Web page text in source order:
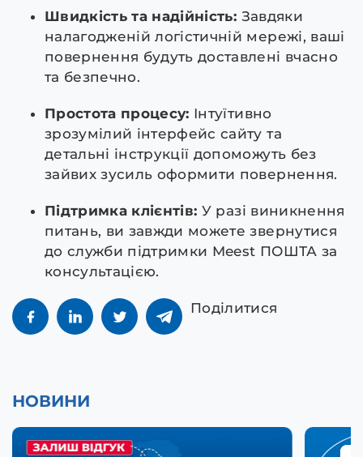
Швидкість та надійність: Завдяки
налагодженій логістичній мережі, ваші
повернення будуть доставлені вчасно
та безпечно.
Простота процесу: Інтуїтивно
зрозумілий інтерфейс сайту та
детальні інструкції допоможуть без
зайвих зусиль оформити повернення.
Підтримка клієнтів: У разі виникнення
питань, ви завжди можете звернутися
до служби підтримки Meest ПОШТА за
консультацією.
Поділитися
НОВИНИ